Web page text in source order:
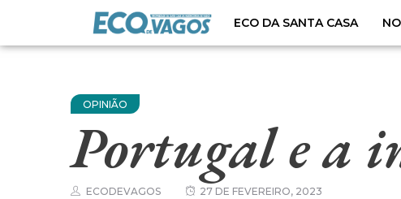
ECO DA SANTA CASA
OPINIÃO
Portugal e a
ECODEVAGOS 27 DE FEVEREIRO, 2023